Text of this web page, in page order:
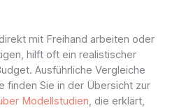
mit Freihand arbeiten oder
hilft oft ein realistischer
Ausführliche Vergleiche
finden Sie in der Übersicht zur
Modellstudien, die erklärt,